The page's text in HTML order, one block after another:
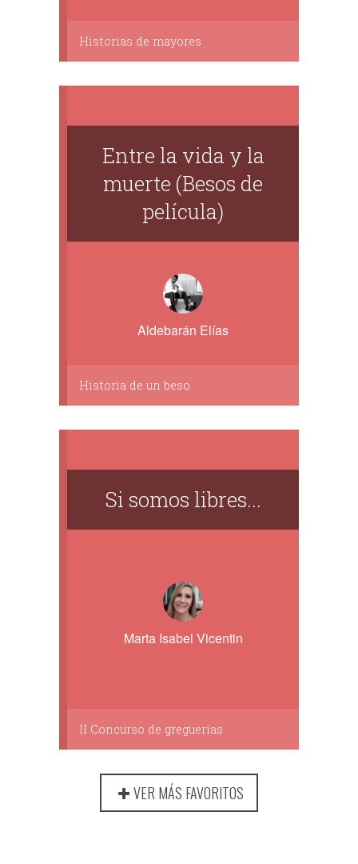
Historias de mayores
Entre la vida y la
muerte (Besos de
película)
Aldebarán Elías
Historia de un beso
Si somos libres...
Marta Isabel Vicentin
II Concurso de greguerías
VER MÁS FAVORITOS